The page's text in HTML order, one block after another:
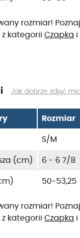
rozmiar!
kategorii Czapka i
Jak dobrze zdjąć
Rozmiar
S/M
(cm) 6 - 6 7/8
50-53,25
rozmiar!
kategorii Czapka i